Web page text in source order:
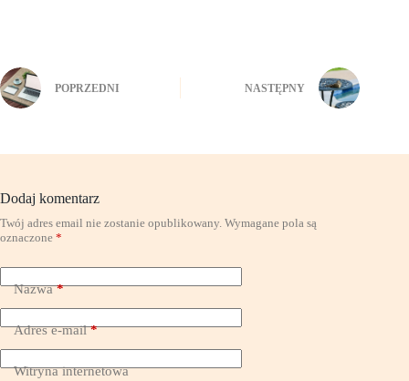
POPRZEDNI NASTĘPNY
Dodaj komentarz
Twój adres email nie zostanie opublikowany. Wymagane pola są
oznaczone *
Nazwa*
Adres e-mail*
Witryna internetowa